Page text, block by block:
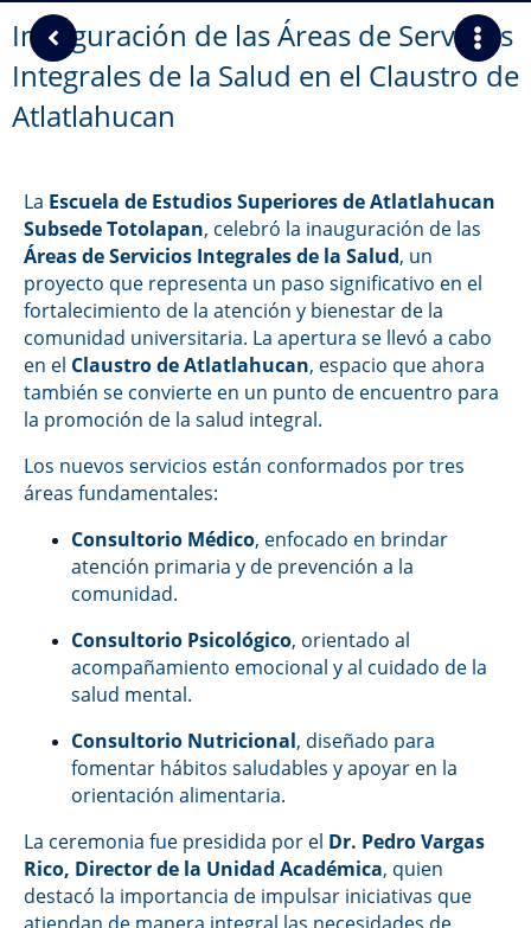
Inauguración de las Áreas de Servicios
Integrales de la Salud en el Claustro de
Atlatlahucan
La Escuela de Estudios Superiores de Atlatlahucan
Subsede Totolapan, celebró la inauguración de las
Áreas de Servicios Integrales de la Salud, un
proyecto que representa un paso significativo en el
fortalecimiento de la atención y bienestar de la
comunidad universitaria. La apertura se llevó a cabo
en el Claustro de Atlatlahucan, espacio que ahora
también se convierte en un punto de encuentro para
la promoción de la salud integral.
Los nuevos servicios están conformados por tres
áreas fundamentales:
Consultorio Médico, enfocado en brindar
atención primaria y de prevención a la
comunidad.
Consultorio Psicológico, orientado al
acompañamiento emocional y al cuidado de la
salud mental.
Consultorio Nutricional, diseñado para
fomentar hábitos saludables y apoyar en la
orientación alimentaria.
La ceremonia fue presidida por el Dr. Pedro Vargas
Rico, Director de la Unidad Académica, quien
destacó la importancia de impulsar iniciativas que